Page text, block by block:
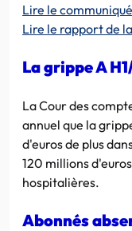
Lire le
Lire le rapport de
La grippe A
La Cour des
annuel que la
d'euros de plus
120 millions
hospitalières.
Abonnés